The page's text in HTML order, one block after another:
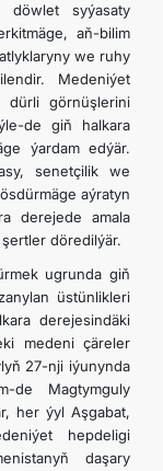
döwlet syýasaty
aň-bilim
we ruhy
Medeniýet
dürli görnüşlerini
de giň halkara
ýardam edýär.
senetçilik we
aýratyn
derejede amala
döredilýär.
ugrunda giň
üstünlikleri
derejesindäki
medeni çäreler
27-nji iýunynda
de Magtymguly
her ýyl Aşgabat,
hepdeligi
daşary